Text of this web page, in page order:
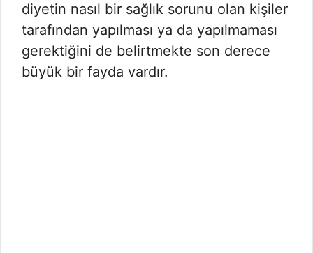
diyetin nasıl bir sağlık sorunu olan kişiler
tarafından yapılması ya da yapılmaması
gerektiğini de belirtmekte son derece
büyük bir fayda vardır.